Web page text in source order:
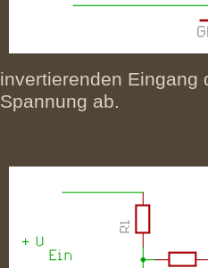
invertierenden Eingang
Spannung ab.